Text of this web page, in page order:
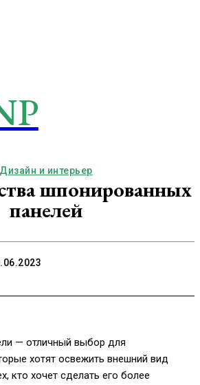
Дизайн и интерьер
шпонированных
панелей
— отличный выбор для
хотят освежить внешний вид
кто хочет сделать его более